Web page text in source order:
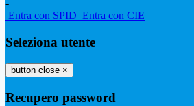
-
Entra con SPID Entra con CIE
Seleziona utente
button close ×
Recupero password